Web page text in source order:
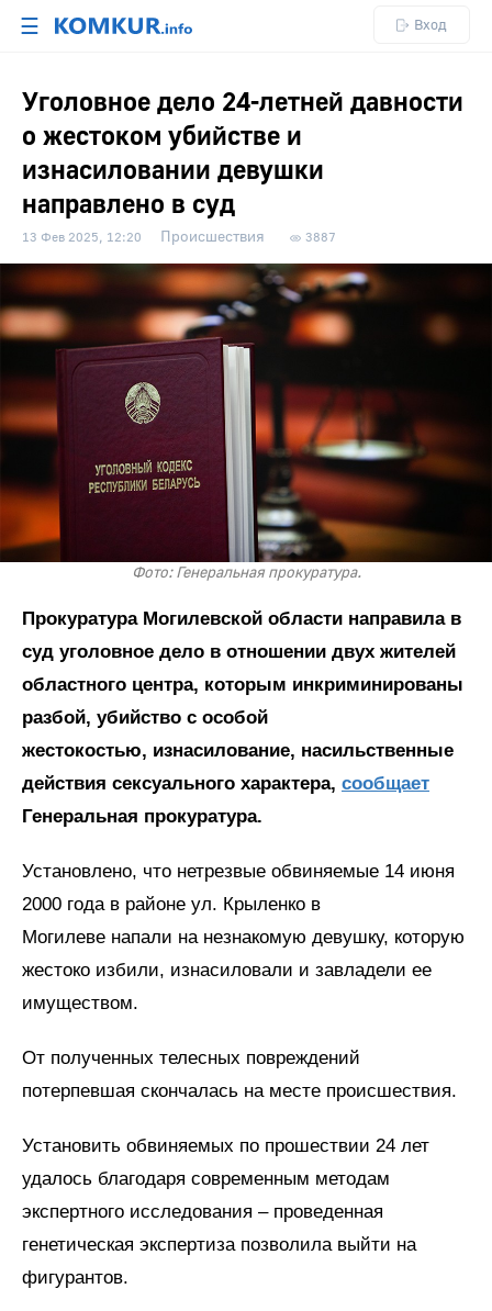
☰ Вход
Уголовное дело 24-летней давности
о жестоком убийстве и
изнасиловании девушки
направлено в суд
13 Фев 2025, 12:20 Происшествия 3887
Фото: Генеральная прокуратура.
Прокуратура Могилевской области направила в
суд уголовное дело в отношении двух жителей
областного центра, которым инкриминированы
разбой, убийство с особой
жестокостью, изнасилование, насильственные
действия сексуального характера, сообщает
Генеральная прокуратура.
Установлено, что нетрезвые обвиняемые 14 июня
2000 года в районе ул. Крыленко в
Могилеве напали на незнакомую девушку, которую
жестоко избили, изнасиловали и завладели ее
имуществом.
От полученных телесных повреждений
потерпевшая скончалась на месте происшествия.
Установить обвиняемых по прошествии 24 лет
удалось благодаря современным методам
экспертного исследования – проведенная
генетическая экспертиза позволила выйти на
фигурантов.